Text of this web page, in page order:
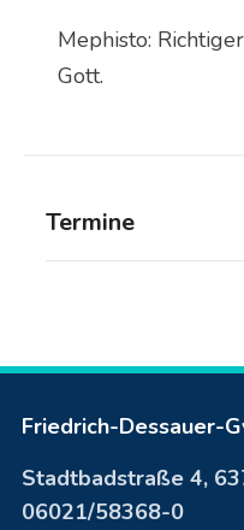
Termine
Mephisto:
Gott.
Friedrich-Dessauer-
Stadtbadstraße 4,
06021/58368-0